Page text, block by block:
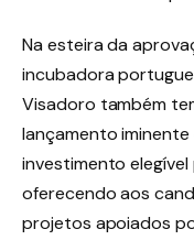
Na esteira da
incubadora
Visadoro também
lançamento
investimento
oferecendo aos
projetos apoiados